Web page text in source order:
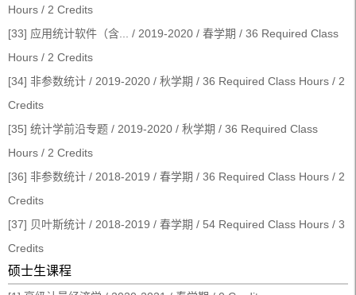
Hours / 2 Credits
[33] 应用统计软件（含... / 2019-2020 / 春学期 / 36 Required Class
Hours / 2 Credits
[34] 非参数统计 / 2019-2020 / 秋学期 / 36 Required Class Hours / 2
Credits
[35] 统计学前沿专题 / 2019-2020 / 秋学期 / 36 Required Class
Hours / 2 Credits
[36] 非参数统计 / 2018-2019 / 春学期 / 36 Required Class Hours / 2
Credits
[37] 贝叶斯统计 / 2018-2019 / 春学期 / 54 Required Class Hours / 3
Credits
硕士生课程